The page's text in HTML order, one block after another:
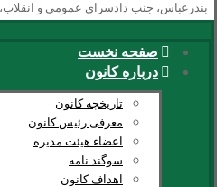
بندرعباس، جنب دادسرای عمومی و
صفحه نخست
درباره کانون
تاریخچه کانون
معرفی رئیس کانون
اعضاء هیئت مدیره
سوگند نامه
اهداف کانون